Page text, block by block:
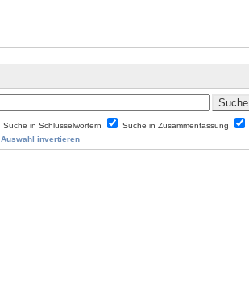
Suche in Schlüsselwörtern Suche in Zusammenfassung
Auswahl invertieren